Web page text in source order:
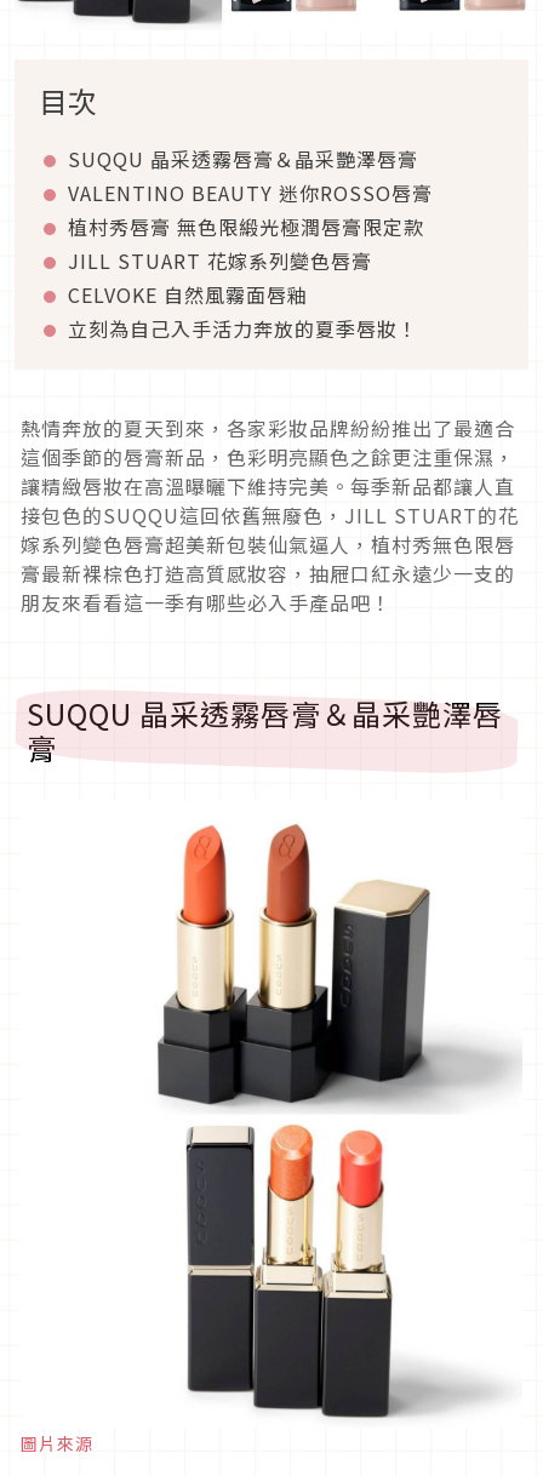
目次
SUQQU 晶采透霧唇膏＆晶采艷澤唇膏
VALENTINO BEAUTY 迷你ROSSO唇膏
植村秀唇膏 無色限緞光極潤唇膏限定款
JILL STUART 花嫁系列變色唇膏
CELVOKE 自然風霧面唇釉
立刻為自己入手活力奔放的夏季唇妝！
熱情奔放的夏天到來，各家彩妝品牌紛紛推出了最適合
這個季節的唇膏新品，色彩明亮顯色之餘更注重保濕，
讓精緻唇妝在高溫曝曬下維持完美。每季新品都讓人直
接包色的SUQQU這回依舊無廢色，JILL STUART的花
嫁系列變色唇膏超美新包裝仙氣逼人，植村秀無色限唇
膏最新裸棕色打造高質感妝容，抽屜口紅永遠少一支的
朋友來看看這一季有哪些必入手產品吧！
SUQQU 晶采透霧唇膏＆晶采艷澤唇
膏
圖片來源